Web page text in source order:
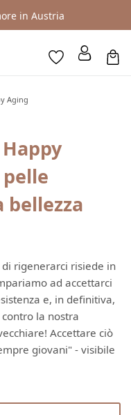
in Austria
Aging
bellezza
rigenerarci risiede in
ad accettarci
e, in definitiva,
la nostra
Accettare ciò
giovani" - visibile